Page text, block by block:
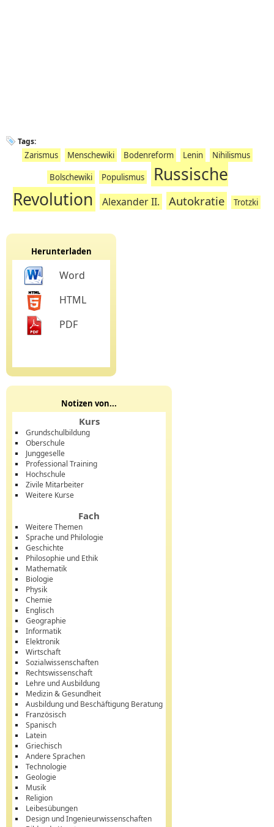
Tags:
Zarismus Menschewiki Bodenreform Lenin
Nihilismus
Bolschewiki
Populismus
Russische
Revolution
Alexander II. Autokratie Trotzki
Herunterladen
Word
HTML
PDF
Notizen von...
Kurs
Grundschulbildung
Oberschule
Junggeselle
Professional Training
Hochschule
Zivile Mitarbeiter
Weitere Kurse
Fach
Weitere Themen
Sprache und Philologie
Geschichte
Philosophie und Ethik
Mathematik
Biologie
Physik
Chemie
Englisch
Geographie
Informatik
Elektronik
Wirtschaft
Sozialwissenschaften
Rechtswissenschaft
Lehre und Ausbildung
Medizin & Gesundheit
Ausbildung und Beschäftigung Beratung
Französisch
Spanisch
Latein
Griechisch
Andere Sprachen
Technologie
Geologie
Musik
Religion
Leibesübungen
Design und Ingenieurwissenschaften